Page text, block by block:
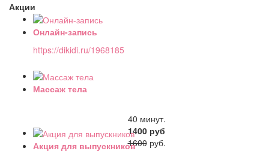
Акции
Онлайн-запись
https://dikidi.ru/1968185
Массаж тела
40 минут.
1400 руб
1600руб.
Акция для выпускников